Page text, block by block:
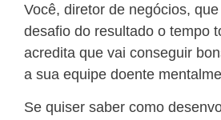
Você, diretor de negócios,
desafio do resultado o tempo
acredita que vai conseguir
a sua equipe doente
Se quiser saber como